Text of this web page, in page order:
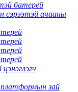
батерей
сэрээтэй ачааны
зай